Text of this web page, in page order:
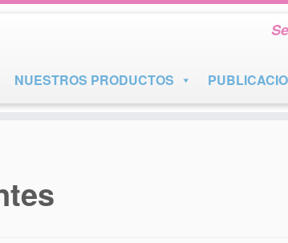
NUESTROS PRODUCTOS